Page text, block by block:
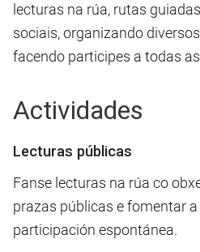
lecturas na rúa, rutas
sociais, organizando
facendo participes a todas
Actividades
Lecturas públicas
Fanse lecturas na rúa co
prazas públicas e fomentar
participación espontánea.